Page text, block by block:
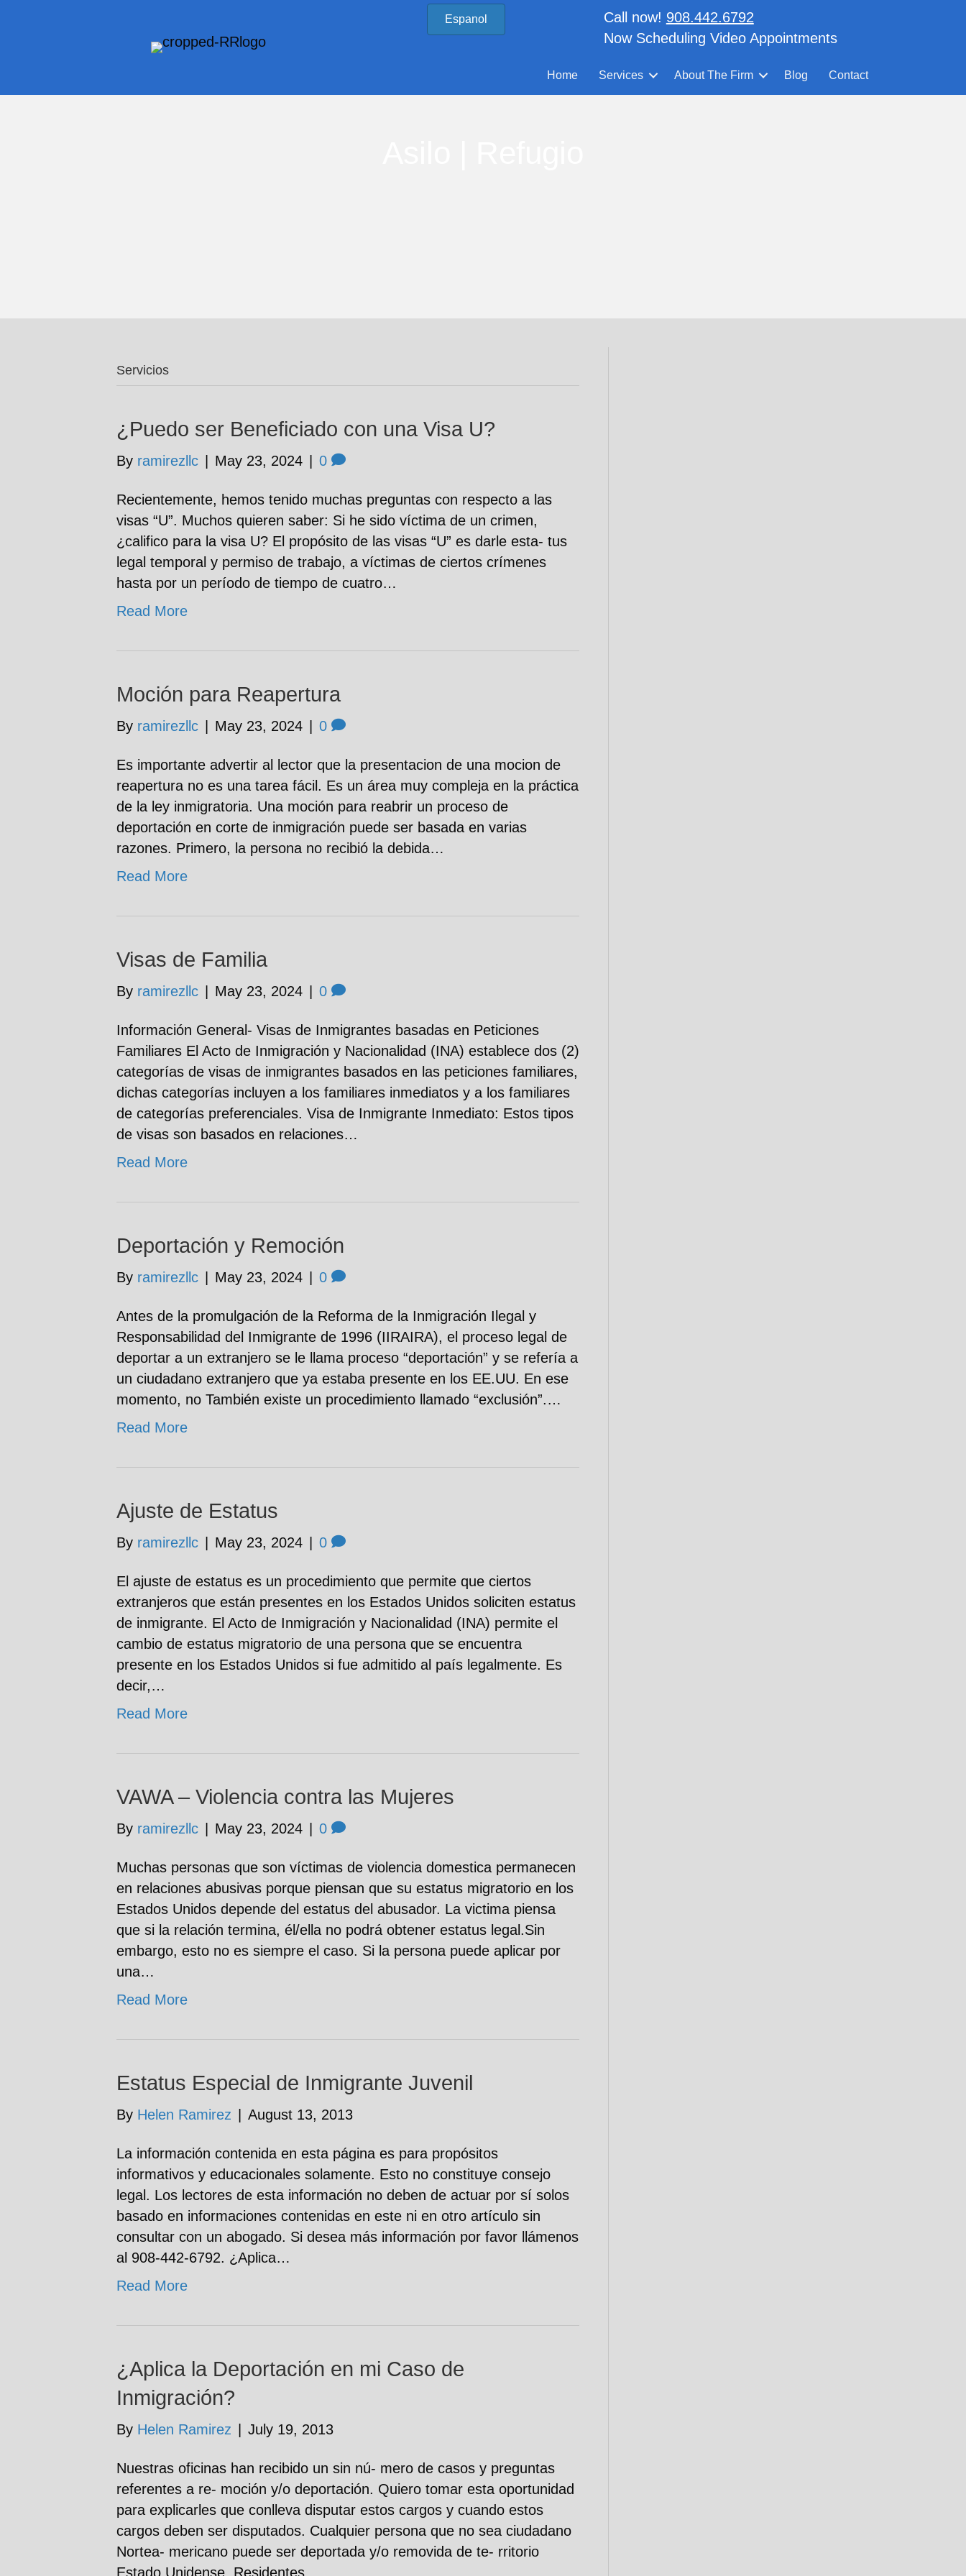
Espanol Call now! 908.442.6792
Now Scheduling Video Appointments
Home Services About The Firm Blog Contact
Servicios
¿Puedo ser Beneficiado con una Visa U?
By ramirezllc May 23, 2024 0
Recientemente, hemos tenido muchas preguntas con respecto a las
visas “U”. Muchos quieren saber: Si he sido víctima de un crimen,
¿califico para la visa U? El propósito de las visas “U” es darle esta- tus
legal temporal y permiso de trabajo, a víctimas de ciertos crímenes
hasta por un período de tiempo de cuatro…
Read More
Moción para Reapertura
By ramirezllc May 23, 2024 0
Es importante advertir al lector que la presentacion de una mocion de
reapertura no es una tarea fácil. Es un área muy compleja en la práctica
de la ley inmigratoria. Una moción para reabrir un proceso de
deportación en corte de inmigración puede ser basada en varias
razones. Primero, la persona no recibió la debida…
Read More
Visas de Familia
By ramirezllc May 23, 2024 0
Información General- Visas de Inmigrantes basadas en Peticiones
Familiares El Acto de Inmigración y Nacionalidad (INA) establece dos (2)
categorías de visas de inmigrantes basados en las peticiones familiares,
dichas categorías incluyen a los familiares inmediatos y a los familiares
de categorías preferenciales. Visa de Inmigrante Inmediato: Estos tipos
de visas son basados en relaciones…
Read More
Deportación y Remoción
By ramirezllc May 23, 2024 0
Antes de la promulgación de la Reforma de la Inmigración Ilegal y
Responsabilidad del Inmigrante de 1996 (IIRAIRA), el proceso legal de
deportar a un extranjero se le llama proceso “deportación” y se refería a
un ciudadano extranjero que ya estaba presente en los EE.UU. En ese
momento, no También existe un procedimiento llamado “exclusión”.…
Read More
Ajuste de Estatus
By ramirezllc May 23, 2024 0
El ajuste de estatus es un procedimiento que permite que ciertos
extranjeros que están presentes en los Estados Unidos soliciten estatus
de inmigrante. El Acto de Inmigración y Nacionalidad (INA) permite el
cambio de estatus migratorio de una persona que se encuentra
presente en los Estados Unidos si fue admitido al país legalmente. Es
decir,…
Read More
VAWA – Violencia contra las Mujeres
By ramirezllc May 23, 2024 0
Muchas personas que son víctimas de violencia domestica permanecen
en relaciones abusivas porque piensan que su estatus migratorio en los
Estados Unidos depende del estatus del abusador. La victima piensa
que si la relación termina, él/ella no podrá obtener estatus legal.Sin
embargo, esto no es siempre el caso. Si la persona puede aplicar por
una…
Read More
Estatus Especial de Inmigrante Juvenil
By Helen Ramirez August 13, 2013
La información contenida en esta página es para propósitos
informativos y educacionales solamente. Esto no constituye consejo
legal. Los lectores de esta información no deben de actuar por sí solos
basado en informaciones contenidas en este ni en otro artículo sin
consultar con un abogado. Si desea más información por favor llámenos
al 908-442-6792. ¿Aplica…
Read More
¿Aplica la Deportación en mi Caso de
Inmigración?
By Helen Ramirez July 19, 2013
Nuestras oficinas han recibido un sin nú- mero de casos y preguntas
referentes a re- moción y/o deportación. Quiero tomar esta oportunidad
para explicarles que conlleva disputar estos cargos y cuando estos
cargos deben ser disputados. Cualquier persona que no sea ciudadano
Nortea- mericano puede ser deportada y/o removida de te- rritorio
Estado Unidense. Residentes…